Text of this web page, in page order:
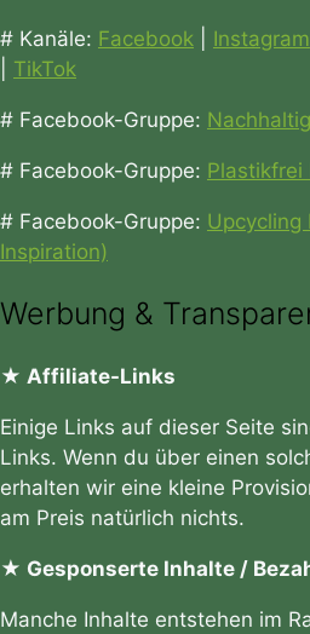
# Kanäle: Facebook Instagram
TikTok
# Facebook-Gruppe:
# Facebook-Gruppe: Plastikfrei
# Facebook-Gruppe: Upcycling
Inspiration)
Werbung &
★ Affiliate-Links
Einige Links auf dieser Seite
Links. Wenn du über einen
erhalten wir eine kleine
am Preis natürlich nichts.
★ Gesponserte Inhalte /
Manche Inhalte entstehen im